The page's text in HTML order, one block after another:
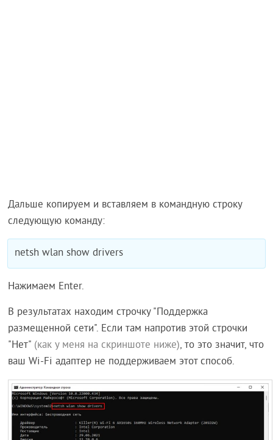
Дальше копируем и вставляем в командную строку
следующую команду:
netsh wlan show drivers
Нажимаем Enter.
В результатах находим строчку "Поддержка
размещенной сети". Если там напротив этой строчки
"Нет" (как у меня на скриншоте ниже), то это значит, что
ваш Wi-Fi адаптер не поддерживаем этот способ.